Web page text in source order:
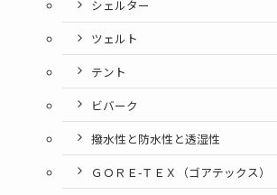
シェルター
ツェルト
テント
ビバーク
撥水性と防水性と透湿性
ＧＯＲＥ-ＴＥＸ（ゴアテックス）